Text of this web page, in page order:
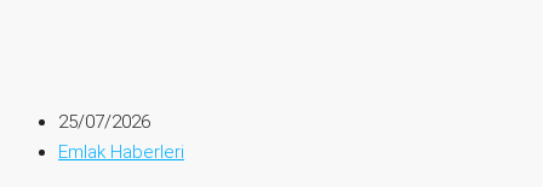
25/07/2026
Emlak Haberleri